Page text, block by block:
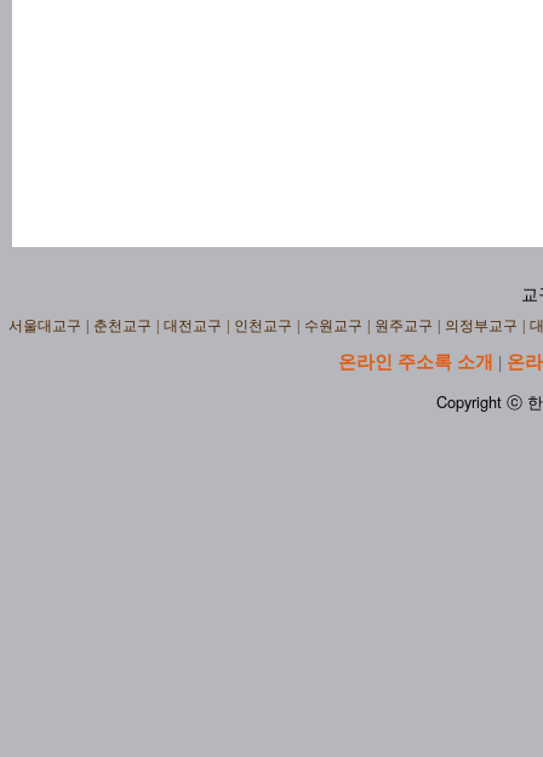
교
서울대교구 춘천교구 대전교구 인천교구 수원교구 원주교구 의정부교구
온라인 주소록 소개 | 온
Copyright ⓒ